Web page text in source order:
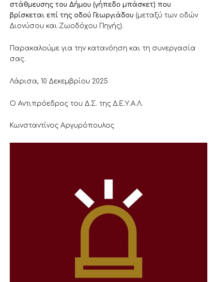
στάθμευσης του Δήμου (γήπεδο μπάσκετ) που
βρίσκεται επί της οδού Γεωργιάδου (μεταξύ των οδών
Διονύσου και Ζωοδόχου Πηγής).
Παρακαλούμε για την κατανόηση και τη συνεργασία
σας.
Λάρισα, 10 Δεκεμβρίου 2025
Ο Αντιπρόεδρος του Δ.Σ. της Δ.Ε.Υ.Α.Λ.
Κωνσταντίνος Αργυρόπουλος